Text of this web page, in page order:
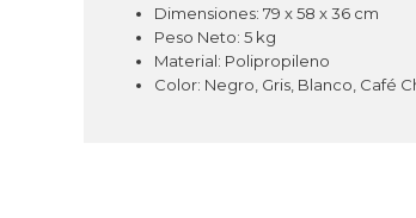
Dimensiones: 79 x 58 x 36 cm
Peso Neto: 5 kg
Material: Polipropileno
Color: Negro, Gris, Blanco, Café